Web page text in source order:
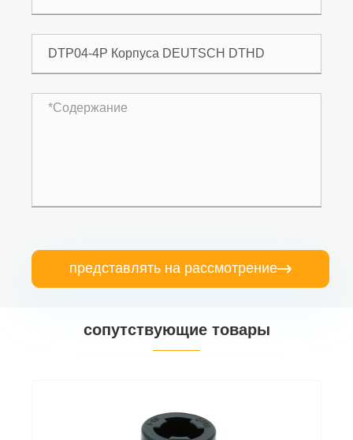
представлять на рассмотрение
сопутствующие товары